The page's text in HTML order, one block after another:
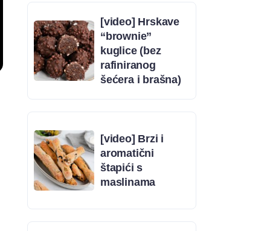
[video] Hrskave
“brownie”
kuglice (bez
rafiniranog
šećera i brašna)
[video] Brzi i
aromatični
štapići s
maslinama